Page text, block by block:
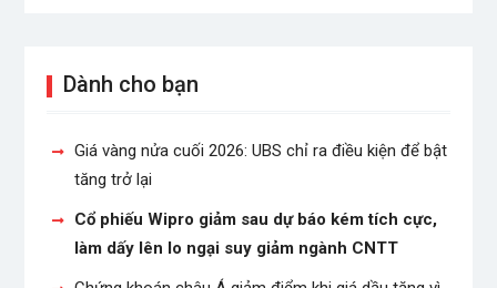
Dành cho bạn
Giá vàng nửa cuối 2026: UBS chỉ ra điều kiện để bật
tăng trở lại
Cổ phiếu Wipro giảm sau dự báo kém tích cực,
làm dấy lên lo ngại suy giảm ngành CNTT